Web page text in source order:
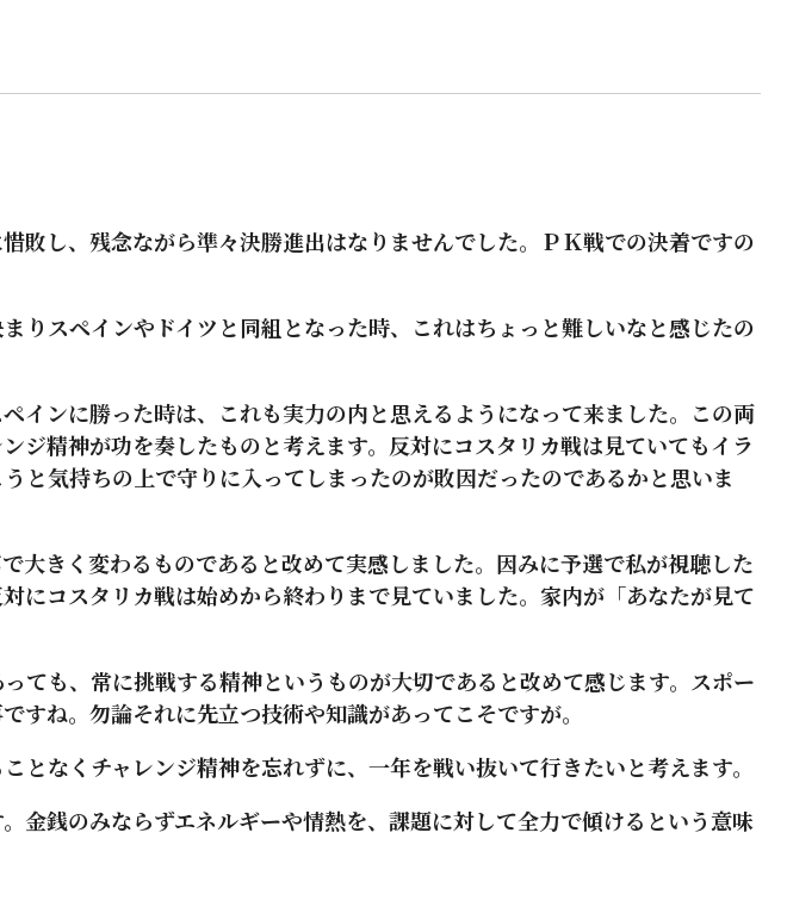
し、残念ながら準々決勝進出はなりませんでした。ＰＫ戦での決着ですの
スペインやドイツと同組となった時、これはちょっと難しいなと感じたの
ンに勝った時は、これも実力の内と思えるようになって来ました。この両
ジ精神が功を奏したものと考えます。反対にコスタリカ戦は見ていてもイラ
と気持ちの上で守りに入ってしまったのが敗因だったのであるかと思いま
きく変わるものであると改めて実感しました。因みに予選で私が視聴した
にコスタリカ戦は始めから終わりまで見ていました。家内が「あなたが見て
も、常に挑戦する精神というものが大切であると改めて感じます。スポー
ね。勿論それに先立つ技術や知識があってこそですが。
なくチャレンジ精神を忘れずに、一年を戦い抜いて行きたいと考えます。
銭のみならずエネルギーや情熱を、課題に対して全力で傾けるという意味